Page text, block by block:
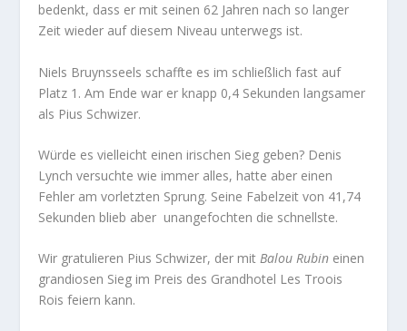
bedenkt, dass er mit seinen 62 Jahren nach so langer
Zeit wieder auf diesem Niveau unterwegs ist.
Niels Bruynsseels schaffte es im schließlich fast auf
Platz 1. Am Ende war er knapp 0,4 Sekunden langsamer
als Pius Schwizer.
Würde es vielleicht einen irischen Sieg geben? Denis
Lynch versuchte wie immer alles, hatte aber einen
Fehler am vorletzten Sprung. Seine Fabelzeit von 41,74
Sekunden blieb aber unangefochten die schnellste.
Wir gratulieren Pius Schwizer, der mitBalou Rubin einen
grandiosen Sieg im Preis des Grandhotel Les Troois
Rois feiern kann.